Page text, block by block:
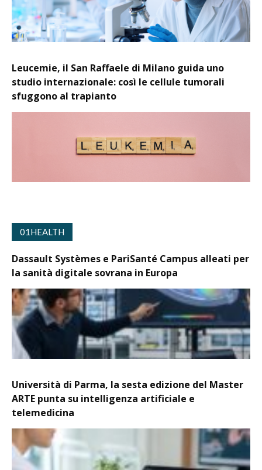
Leucemie, il San Raffaele di Milano guida uno
studio internazionale: così le cellule tumorali
sfuggono al trapianto
01HEALTH
Dassault Systèmes e PariSanté Campus alleati per
la sanità digitale sovrana in Europa
Università di Parma, la sesta edizione del Master
ARTE punta su intelligenza artificiale e
telemedicina